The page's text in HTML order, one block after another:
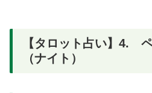
【タロット占い】4.
（ナイト）